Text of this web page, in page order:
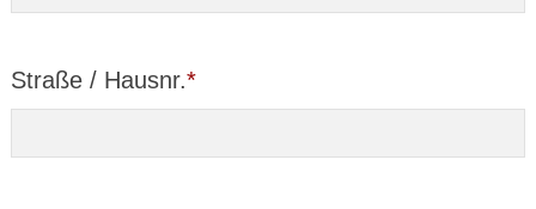
Straße / Hausnr.*